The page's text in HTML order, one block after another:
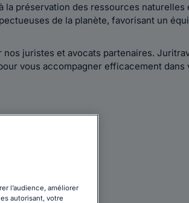
préservation des ressources naturelles
de la planète, favorisant un
juristes et avocats partenaires.
vous accompagner efficacement dans
l’audience, améliorer
autorisant, votre